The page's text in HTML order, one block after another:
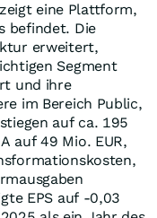
eine Plattform,
befindet. Die
erweitert,
Segment
und ihre
im Bereich Public,
auf ca. 195
auf 49 Mio. EUR,
EPS auf -0,03